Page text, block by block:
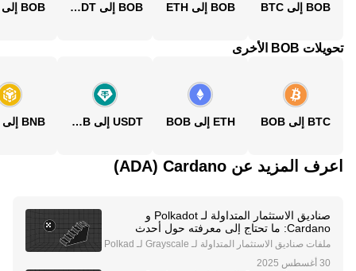
BOB إلى BTC BOB إلى ETH BOB إلى USDT BOB إلى BNB
تحويلات BOB الأخرى
BTC إلى BOB ETH إلى BOB USDT إلى BOB BNB إلى BOB
اعرف المزيد عن‏ Cardano (‏ADA)
صناديق الاستثمار المتداولة لـ Polkadot و
Cardano: ما تحتاج إلى معرفته حول أحدث
اتجاهات الاستثمار في العملات الرقمية
ملفات صناديق الاستثمار المتداولة لـ Grayscale لـ Polkad